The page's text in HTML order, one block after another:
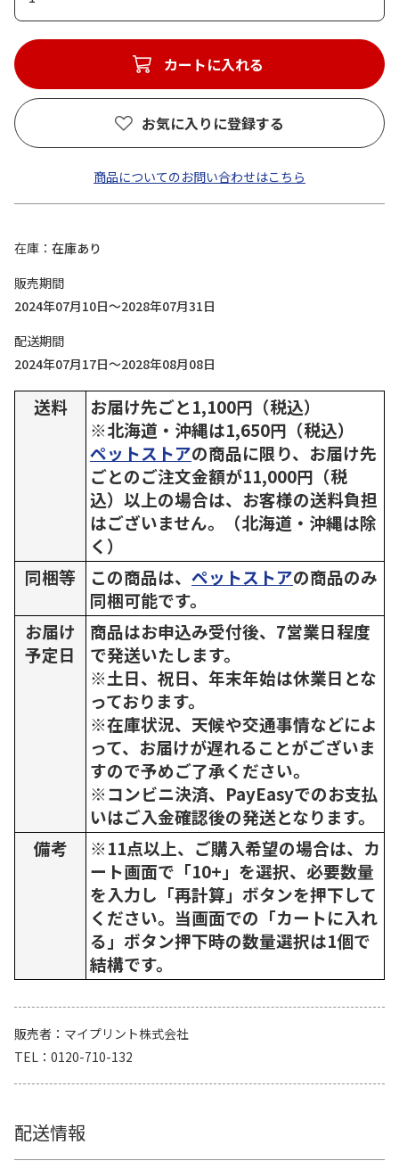
カートに入れる
お気に入りに登録する
商品についてのお問い合わせはこちら
在庫
在庫あり
販売期間
2024年07月10日～2028年07月31日
配送期間
2024年07月17日～2028年08月08日
送料
お届け先ごと1,100円（税込）
※北海道・沖縄は1,650円（税込）
ペットストアの商品に限り、お届け先
ごとのご注文金額が11,000円（税
込）以上の場合は、お客様の送料負担
はございません。（北海道・沖縄は除
く）
同梱等
この商品は、 ペットストアの商品のみ
同梱可能です。
お届け
予定日
商品はお申込み受付後、7営業日程度
で発送いたします。
※土日、祝日、年末年始は休業日とな
っております。
※在庫状況、天候や交通事情などによ
って、お届けが遅れることがございま
すので予めご了承ください。
※コンビニ決済、PayEasyでのお支払
いはご入金確認後の発送となります。
備考
※11点以上、ご購入希望の場合は、カ
ート画面で「10+」を選択、必要数量
を入力し「再計算」ボタンを押下して
ください。当画面での「カートに入れ
る」ボタン押下時の数量選択は1個で
結構です。
販売者
マイプリント株式会社
TEL
0120-710-132
配送情報